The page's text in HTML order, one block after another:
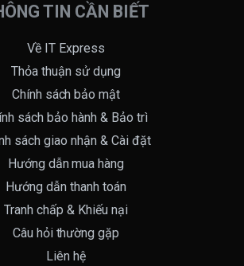
TIN CẦN BIẾT
Về IT Express
Thỏa thuận sử dụng
Chính sách bảo mật
sách bảo hành & Bảo trì
sách giao nhận & Cài đặt
Hướng dẫn mua hàng
Hướng dẫn thanh toán
Tranh chấp & Khiếu nại
Câu hỏi thường gặp
Liên hệ